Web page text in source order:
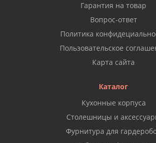
Гарантия на товар
Вопрос-ответ
Политика
Пользовательское
Карта сайта
Каталог
Кухонные корпуса
Столешницы и
Фурнитура для